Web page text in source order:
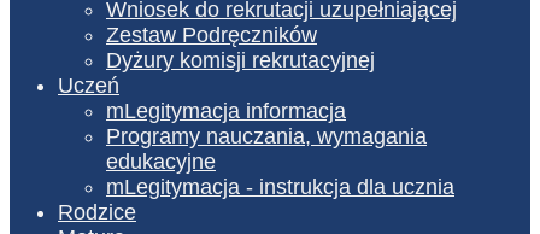
Wniosek do rekrutacji uzupełniającej
Zestaw Podręczników
Dyżury komisji rekrutacyjnej
Uczeń
mLegitymacja informacja
Programy nauczania, wymagania
edukacyjne
mLegitymacja - instrukcja dla ucznia
Rodzice